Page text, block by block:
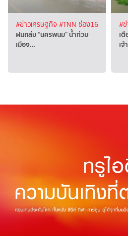
#ข่าวเศรษฐกิจ #TNN ช่อง16
ฝนถล่ม “นครพนม” น้ำท่วม
เมือง…
#
เ
เ